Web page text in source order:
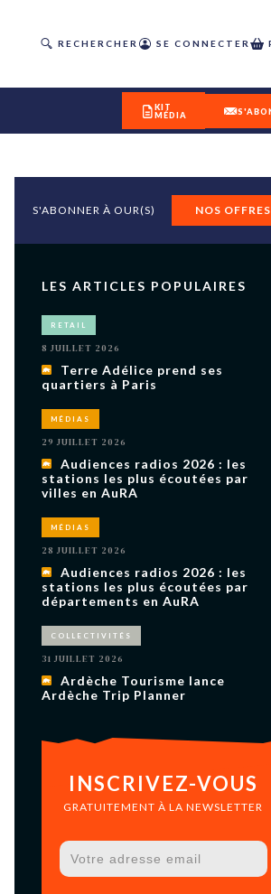
RECHERCHER SE CONNECTER
sur
ACHETER LE NUMÉRO
M’ABONNER À OURSCOM PENDANT
KIT
MÉDIA
S'ABONNER À OUR(S) NOS OFFRES
LES ARTICLES POPULAIRES
RETAIL
8 JUILLET 2026
Terre Adélice prend ses
quartiers à Paris
MÉDIAS
29 JUILLET 2026
Audiences radios 2026 : les
stations les plus écoutées par
villes en AuRA
MÉDIAS
28 JUILLET 2026
Audiences radios 2026 : les
stations les plus écoutées par
départements en AuRA
COLLECTIVITÉS
31 JUILLET 2026
Ardèche Tourisme lance
Ardèche Trip Planner
INSCRIVEZ-VOUS
GRATUITEMENT À LA NEWSLETTER